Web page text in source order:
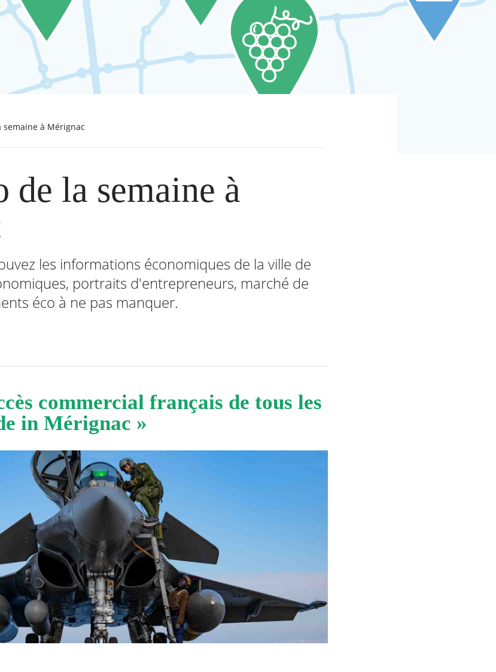
semaine à Mérignac
de la semaine à
les informations économiques de la ville de
portraits d'entrepreneurs, marché de
éco à ne pas manquer.
commercial français de tous les
in Mérignac »